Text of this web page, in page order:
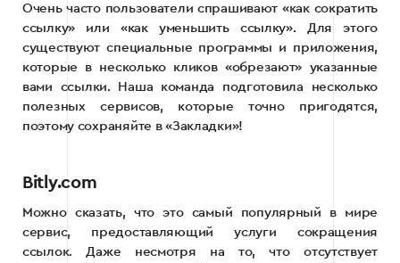
Очень часто пользователи спрашивают «как сократить
ссылку» или «как уменьшить ссылку». Для этого
существуют специальные программы и приложения,
которые в несколько кликов «обрезают» указанные
вами ссылки. Наша команда подготовила несколько
полезных сервисов, которые точно пригодятся,
поэтому сохраняйте в «Закладки»!
Bitly.com
Можно сказать, что это самый популярный в мире
сервис, предоставляющий услуги сокращения
ссылок. Даже несмотря на то, что отсутствует